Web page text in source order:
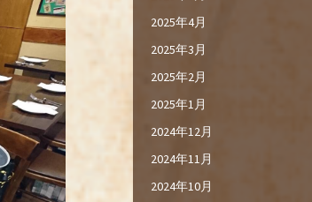
2025年4月
2025年3月
2025年2月
2025年1月
2024年12月
2024年11月
2024年10月